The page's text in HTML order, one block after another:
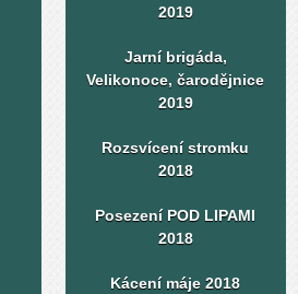
2019
Jarní brigáda,
Velikonoce, čarodějnice
2019
Rozsvícení stromku
2018
Posezení POD LIPAMI
2018
Kácení máje 2018